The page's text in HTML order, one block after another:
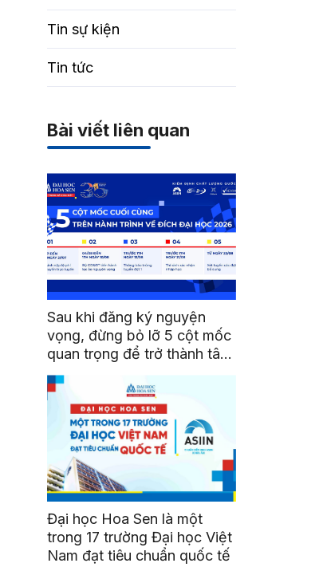
Tin sự kiện
Tin tức
Bài viết liên quan
Sau khi đăng ký nguyện
vọng, đừng bỏ lỡ 5 cột mốc
quan trọng để trở thành tân
sinh viên HSU
Đại học Hoa Sen là một
trong 17 trường Đại học Việt
Nam đạt tiêu chuẩn quốc tế